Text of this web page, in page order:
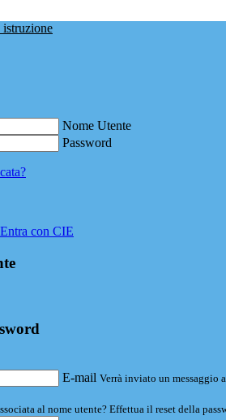
Nome Utente
Password
Entra con CIE
E-mail Verrà inviato un messaggio
al nome utente? Effettua il reset della